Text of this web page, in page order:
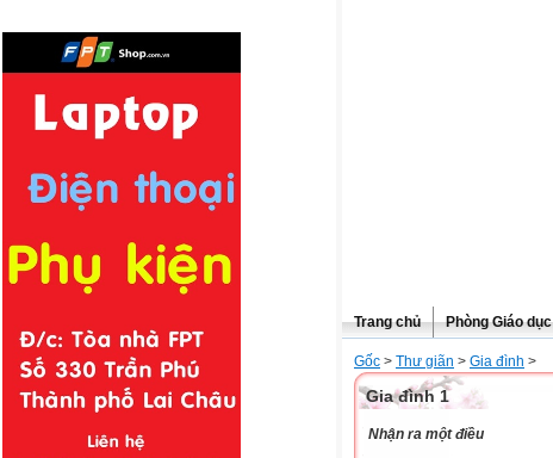
Trang chủ Phòng Giáo dục
Gốc > Thư giãn > Gia đình >
Gia đình 1
Nhận ra một điều